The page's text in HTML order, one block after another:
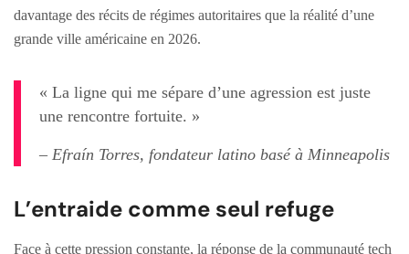
davantage des récits de régimes autoritaires que la réalité d’une
grande ville américaine en 2026.
« La ligne qui me sépare d’une agression est juste
une rencontre fortuite. »
– Efraín Torres, fondateur latino basé à Minneapolis
L’entraide comme seul refuge
Face à cette pression constante, la réponse de la communauté tech